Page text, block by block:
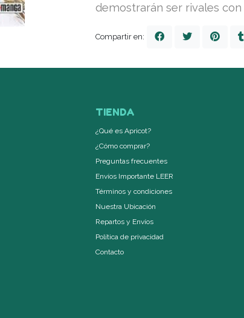
demostrarán ser rivales
Compartir en:
TIENDA
¿Qué es Apricot?
¿Cómo comprar?
Preguntas frecuentes
Envíos Importante LEER
Términos y condiciones
Nuestra Ubicación
Repartos y Envíos
Política de privacidad
Contacto